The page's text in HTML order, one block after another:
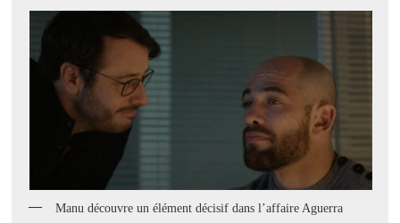
Manu découvre un élément décisif dans l’affaire Aguerra